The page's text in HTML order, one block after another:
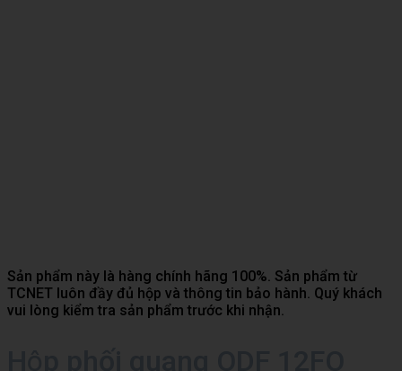
Sản phẩm này là hàng chính hãng 100%. Sản phẩm từ
TCNET luôn đầy đủ hộp và thông tin bảo hành. Quý khách
vui lòng kiểm tra sản phẩm trước khi nhận.